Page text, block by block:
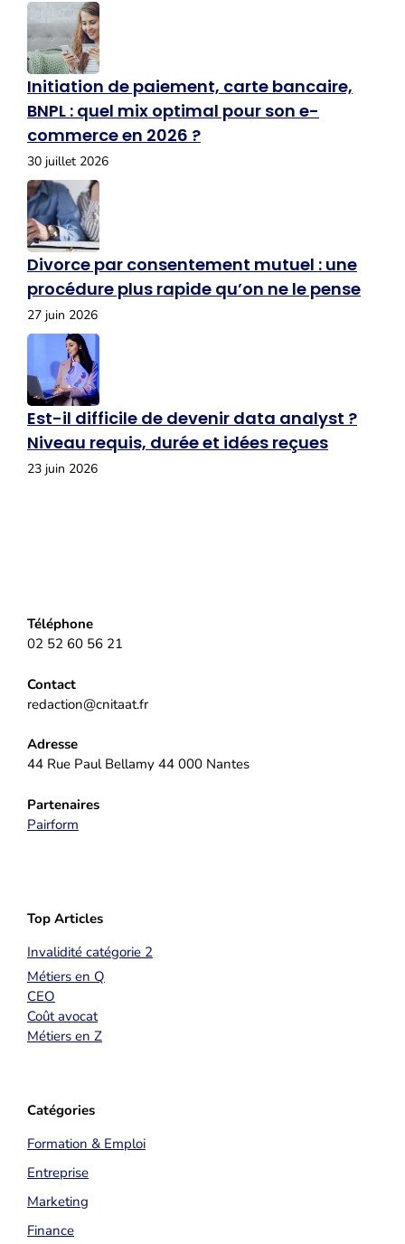
Initiation de paiement, carte bancaire,
BNPL : quel mix optimal pour son e-
commerce en 2026 ?
30 juillet 2026
Divorce par consentement mutuel : une
procédure plus rapide qu’on ne le pense
27 juin 2026
Est-il difficile de devenir data analyst ?
Niveau requis, durée et idées reçues
23 juin 2026
Téléphone
02 52 60 56 21
Contact
redaction@cnitaat.fr
Adresse
44 Rue Paul Bellamy 44 000 Nantes
Partenaires
Pairform
Top Articles
Invalidité catégorie 2
Métiers en Q
CEO
Coût avocat
Métiers en Z
Catégories
Formation & Emploi
Entreprise
Marketing
Finance